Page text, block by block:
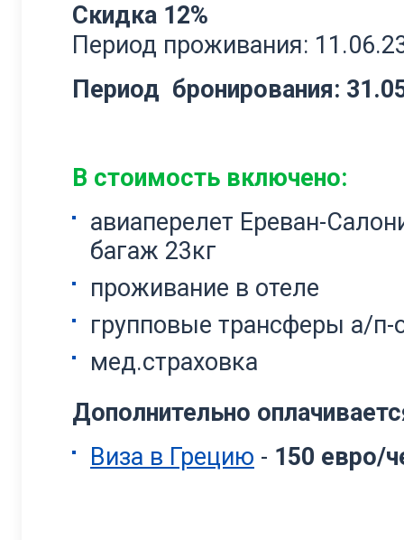
Скидка 12%
Период проживания:
Период бронирования:
В стоимость включено:
авиаперелет Ереван-
багаж 23кг
проживание в отеле
групповые трансферы а/п-
мед.страховка
Дополнительно
Виза в Грецию - 150 евро/